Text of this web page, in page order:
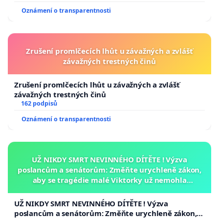
Oznámení o transparentnosti
Zrušení promlčecích lhůt u závažných a zvlášť
závažných trestných činů
Zrušení promlčecích lhůt u závažných a zvlášť
závažných trestných činů
162 podpisů
Oznámení o transparentnosti
UŽ NIKDY SMRT NEVINNÉHO DÍTĚTE ! Výzva
poslancům a senátorům: Změňte urychleně zákon,
aby se tragédie malé Viktorky už nemohla
UŽ NIKDY SMRT NEVINNÉHO DÍTĚTE ! Výzva
poslancům a senátorům: Změňte urychleně zákon,